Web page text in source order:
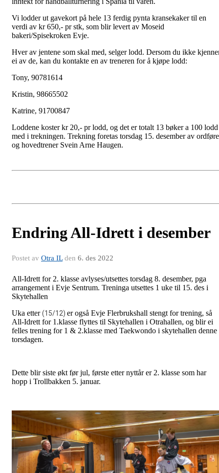
Vi lodder ut gavekort på hele 13 ferdig pynta kransekaker til en
verdi av kr 650,- pr stk, som blir levert av Moseid
bakeri/Spisekroken Evje.
Hver av jentene som skal med, selger lodd. Dersom du ikke
ei av de, kan du kontakte en av treneren for å kjøpe lodd:
Tony, 90781614
Kristin, 98665502
Katrine, 91700847
Loddene koster kr 20,- pr lodd, og det er totalt 13 bøker a 100 lodd
med i trekningen. Trekning foretas torsdag 15. desember av
og hovedtrener Svein Arne Haugen.
Endring All-Idrett i desember
Postet av Otra ILden 6. des 2022
All-Idrett for 2. klasse avlyses/utsettes torsdag 8. desember, pga
arrangement i Evje Sentrum. Treninga utsettes 1 uke til 15. des i
Skytehallen
Uka etter(15/12) er også Evje Flerbrukshall stengt for trening, så
All-Idrett for 1.klasse flyttes til Skytehallen i Otrahallen, og blir ei
felles trening for 1 & 2.klasse med Taekwondo i skytehallen denne
torsdagen.
Dette blir siste økt før jul, første etter nyttår er 2. klasse som har
hopp i Trollbakken 5. januar.